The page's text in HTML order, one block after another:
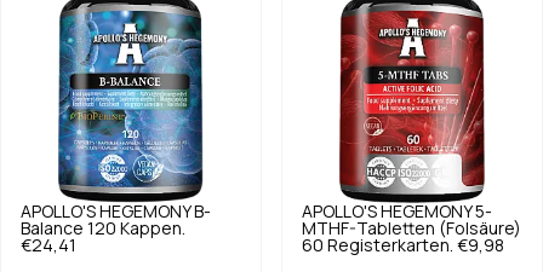
APOLLO'S HEGEMONY B-
Balance 120 Kappen.
€24,41
APOLLO'S HEGEMONY 5-
MTHF-Tabletten (Folsäure)
60 Registerkarten. €9,98